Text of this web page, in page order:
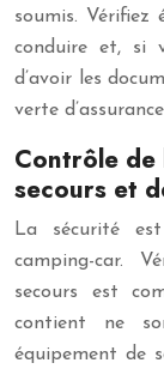
soumis.
conduire et, si
d’avoir les
verte
Contrôle de
secours et
La sécurité
camping-car.
secours est
contient ne
équipement de